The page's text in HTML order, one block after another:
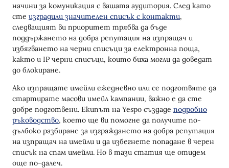
Вашият домейн споделя IP адрес с спам
изпращач
Неактивни имейл адреси
Липсващи или неправилни цифрови подписи
Слабо взаимодействие със абонатите
Промени на IP адреса
Внезапен скок в обема на изпращане
Инфектирани или компрометирани системи
Как да премахнете вашия домейн от черен
списък
начини за комуникация с вашата аудитория. След като
сте изградили значителен списък с контакти,
следващият ви приоритет трябва да бъде
поддържането на добра репутация на изпращач и
избягването на черни списъци за електронна поща,
както и IP черни списъци, които биха могли да доведат
до блокиране.
Ако изпращате имейли ежедневно или се подготвяте да
стартирате масови имейл кампании, важно е да сте
добре подготвени. Екипът на Yespo създаде подробно
ръководство, което ще ви помогне да получите по-
дълбоко разбиране за изграждането на добра репутация
на изпращач на имейли и да избегнете попадане в черен
списък на спам имейли. Но в тази статия ще отидем
още по-далеч.